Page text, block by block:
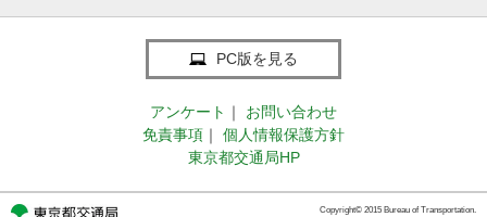
PC版を見る
アンケート ｜
お問い合わせ
免責事項 ｜
個人情報保護方針
東京都交通局HP
Copyright© 2015 Bureau of Transportation.